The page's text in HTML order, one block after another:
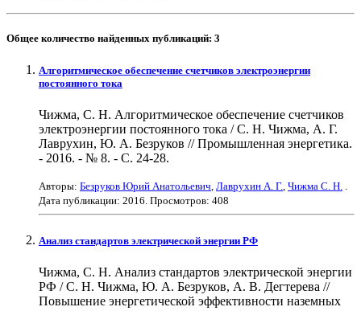
Общее количество найденных публикаций: 3
Алгоритмическое обеспечение счетчиков электроэнергии
постоянного тока
Чижма, С. Н. Алгоритмическое обеспечение счетчиков
электроэнергии постоянного тока / С. Н. Чижма, А. Г.
Лаврухин, Ю. А. Безруков // Промышленная энергетика.
- 2016. - № 8. - С. 24-28.
Авторы: Безруков Юрий Анатольевич, Лаврухин А. Г., Чижма С. Н. .
Дата публикации: 2016. Просмотров: 408
Анализ стандартов электрической энергии РФ
Чижма, С. Н. Анализ стандартов электрической энергии
РФ / С. Н. Чижма, Ю. А. Безруков, А. В. Дегтерева //
Повышение энергетической эффективности наземных